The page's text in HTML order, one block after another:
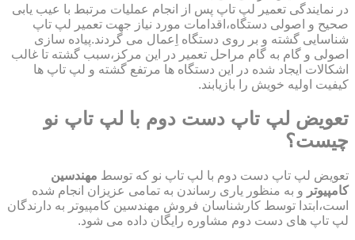
در نمایندگی تعمیر لپ تاپ پس از انجام عملیات مرتبط با عیب یابی
صحیح و اصولی دستگاه،اقدامات مورد نیاز جهت تعمیر لپ تاپ
شناسایی گشته و بر روی دستگاه اِعمال می گردند.پیاده سازی
اصولی و گام به گام مراحل تعمیر در این مرکز،سبب گشته تا غالب
اشکالات ایجاد شده در این دستگاه ها مرتفع گشته و لپ تاپ ها
کیفیت اولیه خویش را بازیابند.
تعویض لپ تاپ دست دوم با لپ تاپ نو
چیست؟
تعویض لپ تاپ دست دوم با لپ تاپ نو که توسط مهندسین
کامپیوتر و به منظور یاری رساندن به تمامی عزیزان انجام شده
است،ابتدا توسط کارشناسان فروش مهندسین کامپیوتر به دارندگان
لپ تاپ های دست دوم مشاوره رایگان داده می شود.